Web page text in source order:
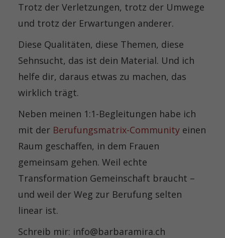
Trotz der Verletzungen, trotz der Umwege
und trotz der Erwartungen anderer.
Diese Qualitäten, diese Themen, diese
Sehnsucht, das ist dein Material. Und ich
helfe dir, daraus etwas zu machen, das
wirklich trägt.
Neben meinen 1:1-Begleitungen habe ich
mit der Berufungsmatrix-Community einen
Raum geschaffen, in dem Frauen
gemeinsam gehen. Weil echte
Transformation Gemeinschaft braucht –
und weil der Weg zur Berufung selten
linear ist.
Schreib mir: info@barbaramira.ch